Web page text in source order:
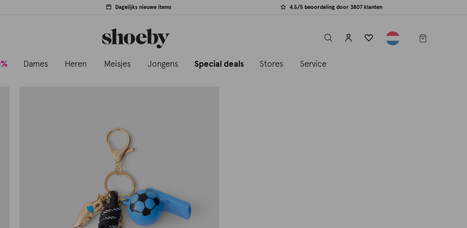
Dagelijks nieuwe items 4.5/5 beoordeling door 3807 klanten
label.header.toggle
Dames Heren Meisjes Jongens Special deals Stores Service